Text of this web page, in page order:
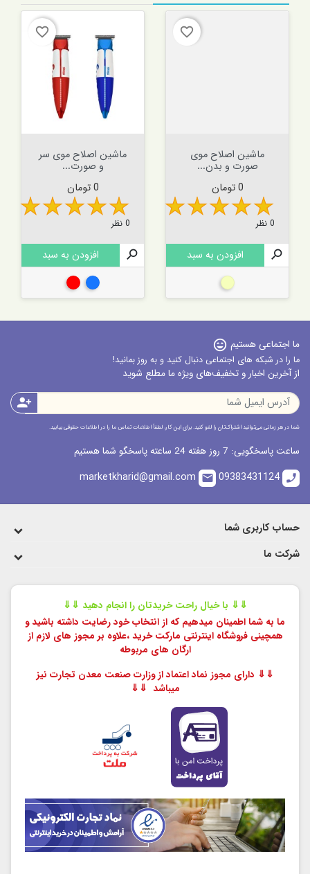
favorite_border
ماشین اصلاح موی
صورت و بدن...
قیمت
0 تومان
0 نظر

افزودن به سبد
بژ
favorite_border
ماشین اصلاح موی سر
و صورت...
قیمت
0 تومان
0 نظر

افزودن به سبد
آبی قرمز
ما اجتماعی هستیم sentiment_very_satisfied
ما را در شبکه های اجتماعی دنبال کنید و به روز بمانید!
از آخرین اخبار و تخفیف‌های ویژه ما مطلع شوید
person_add
شما در هر زمانی می‌توانید اشتراک‌تان را لغو کنید. برای این کار، لطفاً اطلاعات تماس ما را در اطلاعات حقوقی بیابید.
ساعت پاسخگویی: 7 روز هفته 24 ساعته پاسخگو شما هستیم
call
09383431124
email
حساب کاربری شما
شرکت ما
⇓⇓ با خیال راحت خریدتان را انجام دهید ⇓⇓
ما به شما اطمینان میدهیم که از انتخاب خود رضایت داشته باشید و
همچینی فروشگاه اینترنتی مارکت خرید ،علاوه بر مجوز های لازم از
ارگان های مربوطه
⇓⇓ دارای مجوز نماد اعتماد از وزارت صنعت معدن تجارت نیز
میباشد ⇓⇓